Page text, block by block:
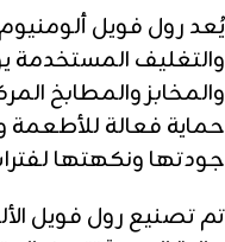
يُعد رول فويل
والتغليف المستخدمة
والمخابز والمطابخ
حماية فعالة
جودتها ونكهتها
تم تصنيع رول فويل